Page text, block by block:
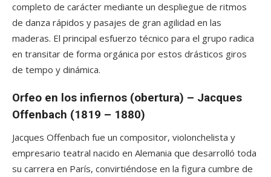
completo de carácter mediante un despliegue de ritmos
de danza rápidos y pasajes de gran agilidad en las
maderas. El principal esfuerzo técnico para el grupo radica
en transitar de forma orgánica por estos drásticos giros
de tempo y dinámica.
Orfeo en los infiernos (obertura) – Jacques
Offenbach (1819 – 1880)
Jacques Offenbach fue un compositor, violonchelista y
empresario teatral nacido en Alemania que desarrolló toda
su carrera en París, convirtiéndose en la figura cumbre de